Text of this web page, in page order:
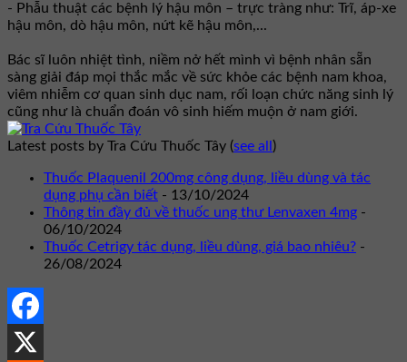
- Phẫu thuật các bệnh lý hậu môn – trực tràng như: Trĩ, áp-xe
hậu môn, dò hậu môn, nứt kẽ hậu môn,...
Bác sĩ luôn nhiệt tình, niềm nở hết mình vì bệnh nhân sẵn
sàng giải đáp mọi thắc mắc về sức khỏe các bệnh nam khoa,
viêm nhiễm cơ quan sinh dục nam, rối loạn chức năng sinh lý
cũng như là chuẩn đoán vô sinh hiếm muộn ở nam giới.
Latest posts by Tra Cứu Thuốc Tây (see all )
Thuốc Plaquenil 200mg công dụng, liều dùng và tác
dụng phụ cần biết - 13/10/2024
Thông tin đầy đủ về thuốc ung thư Lenvaxen 4mg -
06/10/2024
Thuốc Cetrigy tác dụng, liều dùng, giá bao nhiêu? -
26/08/2024